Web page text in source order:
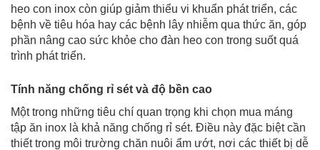
heo con inox còn giúp giảm thiểu vi khuẩn phát triển, các
bệnh về tiêu hóa hay các bệnh lây nhiễm qua thức ăn, góp
phần nâng cao sức khỏe cho đàn heo con trong suốt quá
trình phát triển.
Tính năng chống rỉ sét và độ bền cao
Một trong những tiêu chí quan trọng khi chọn mua máng
tập ăn inox là khả năng chống rỉ sét. Điều này đặc biệt cần
thiết trong môi trường chăn nuôi ẩm ướt, nơi các thiết bị dễ